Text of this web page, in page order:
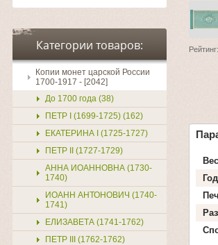
Категории товаров:
Копии монет царской России
1700-1917 - [2042]
До 1700 года (38)
ПЕТР I (1699-1725) (162)
ЕКАТЕРИНА I (1725-1727)
ПЕТР II (1727-1729)
АННА ИОАННОВНА (1730-
1740)
ИОАНН АНТОНОВИЧ (1740-
1741)
ЕЛИЗАВЕТА (1741-1762)
ПЕТР III (1762-1762)
Рейтинг:
Вес
Год